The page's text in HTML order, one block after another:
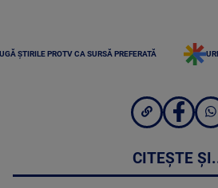
ȘTIRILE PROTV CA SURSĂ PREFERATĂ
CITEȘTE